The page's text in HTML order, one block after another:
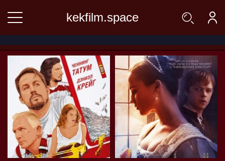
kekfilm.space